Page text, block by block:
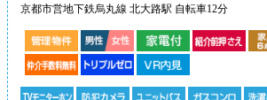
京都市営地下鉄烏丸線 北大路駅 自転車12分